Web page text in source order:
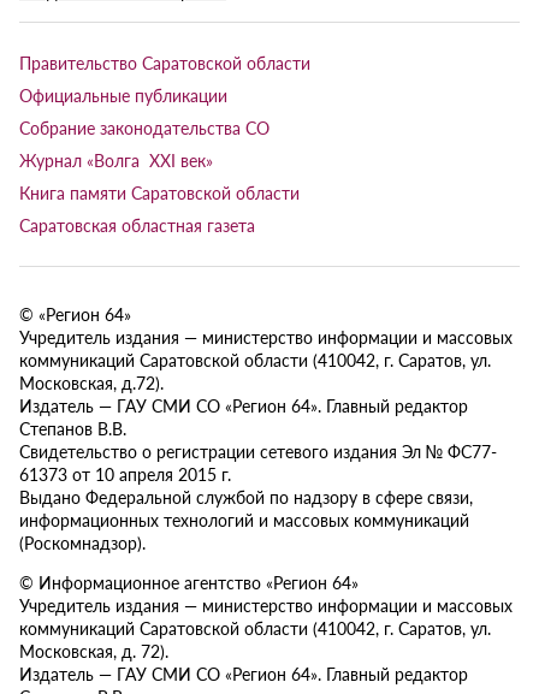
Правительство Саратовской области
Официальные публикации
Собрание законодательства СО
Журнал «Волга XXI век»
Книга памяти Саратовской области
Саратовская областная газета
© «Регион 64»
Учредитель издания — министерство информации и массовых
коммуникаций Саратовской области (410042, г. Саратов, ул.
Московская, д.72).
Издатель — ГАУ СМИ СО «Регион 64». Главный редактор
Степанов В.В.
Свидетельство о регистрации сетевого издания Эл № ФС77-
61373 от 10 апреля 2015 г.
Выдано Федеральной службой по надзору в сфере связи,
информационных технологий и массовых коммуникаций
(Роскомнадзор).
© Информационное агентство «Регион 64»
Учредитель издания — министерство информации и массовых
коммуникаций Саратовской области (410042, г. Саратов, ул.
Московская, д. 72).
Издатель — ГАУ СМИ СО «Регион 64». Главный редактор